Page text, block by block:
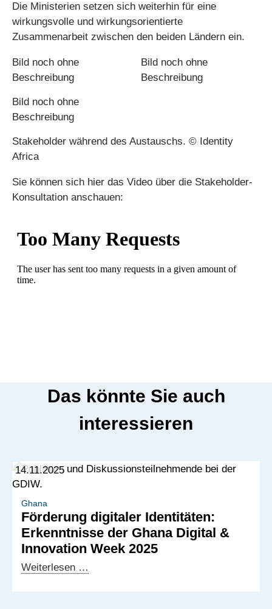
Die Ministerien setzen sich weiterhin für eine
wirkungsvolle und wirkungsorientierte
Zusammenarbeit zwischen den beiden Ländern ein.
Stakeholder während des Austauschs. © Identity
Africa
Sie können sich hier das Video über die Stakeholder-
Konsultation anschauen:
Das könnte Sie auch
interessieren
14.11.2025
Ghana
Förderung digitaler Identitäten:
Erkenntnisse der Ghana Digital &
Innovation Week 2025
Weiterlesen …